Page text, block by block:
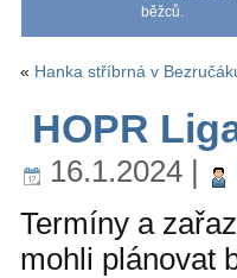
běžců.
« Hanka stříbrná v
HOPR
16.1.2024 |
Termíny a
mohli plánovat